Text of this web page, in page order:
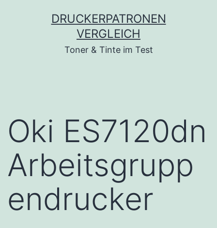
DRUCKERPATRONEN
VERGLEICH
Toner & Tinte im Test
Oki ES7120dn
Arbeitsgrupp
endrucker